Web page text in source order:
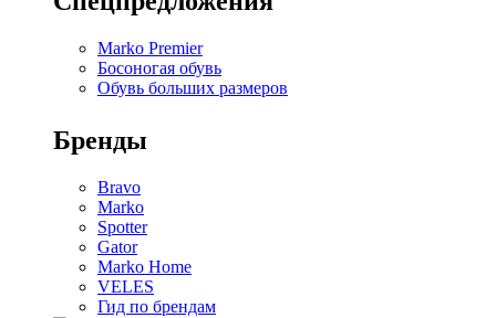
Marko Premier
Босоногая обувь
Обувь больших размеров
Бренды
Bravo
Marko
Spotter
Gator
Marko Home
VELES
Гид по брендам